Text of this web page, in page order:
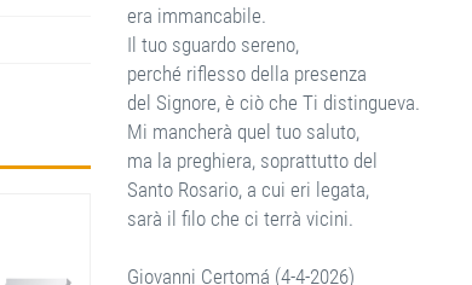
era immancabile.
Il tuo sguardo sereno,
perché riflesso della presenza
del Signore, è ciò che Ti distingueva.
Mi mancherà quel tuo saluto,
ma la preghiera, soprattutto del
Santo Rosario, a cui eri legata,
sarà il filo che ci terrà vicini.
Giovanni Certomá (4-4-2026)